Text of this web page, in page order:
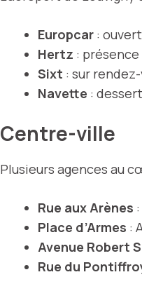
Europcar :
Hertz :
Sixt : sur
Navette :
Centre-ville
Plusieurs agences au
Rue aux Arènes
Place d’Armes :
Avenue Robert
Rue du